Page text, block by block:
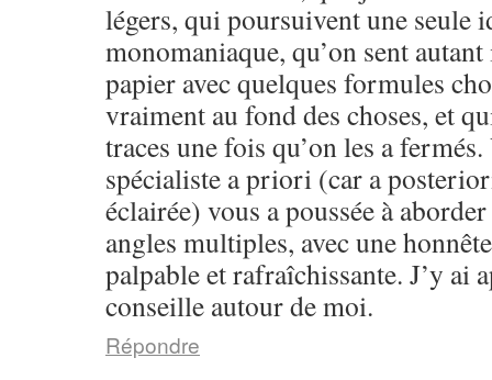
légers, qui poursuivent une seule
monomaniaque, qu’on sent
papier avec quelques formules
vraiment au fond des choses, et
traces une fois qu’on les a
spécialiste a priori (car a
éclairée) vous a poussée à
angles multiples, avec une
palpable et rafraîchissante. J’y ai
conseille autour de moi.
Répondre